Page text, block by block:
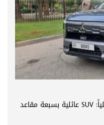
ميتسوبيشي دستنيتور الجديدة كلياً: SUV عائلية بسبعة مقاعد